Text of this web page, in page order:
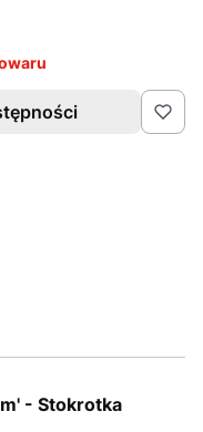
- Stokrotka